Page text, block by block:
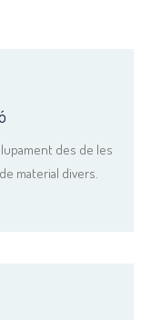
des de les
material divers.